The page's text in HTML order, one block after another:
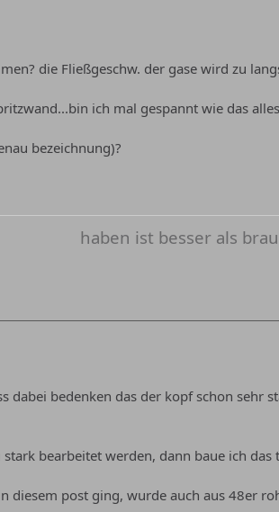
die Fließgeschw. der gase wird zu
ich mal gespannt wie das
bezeichnung)?
haben ist besser als
dabei bedenken das der kopf schon sehr
bearbeitet werden, dann baue ich
diesem post ging, wurde auch aus 48er